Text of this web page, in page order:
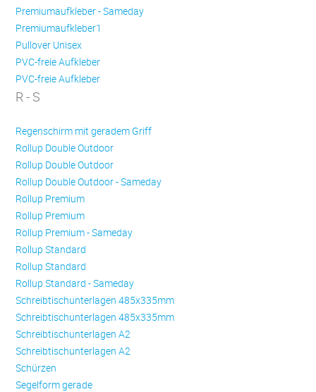
Premiumaufkleber - Sameday
Premiumaufkleber1
Pullover Unisex
PVC-freie Aufkleber
PVC-freie Aufkleber
R - S
Regenschirm mit geradem Griff
Rollup Double Outdoor
Rollup Double Outdoor
Rollup Double Outdoor - Sameday
Rollup Premium
Rollup Premium
Rollup Premium - Sameday
Rollup Standard
Rollup Standard
Rollup Standard - Sameday
Schreibtischunterlagen 485x335mm
Schreibtischunterlagen 485x335mm
Schreibtischunterlagen A2
Schreibtischunterlagen A2
Schürzen
Se­gel­form ge­ra­de